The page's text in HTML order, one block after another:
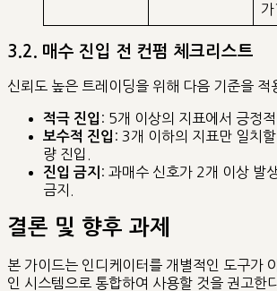
가
3.2. 매수 진입 전 컨펌 체크리스트
신뢰도 높은 트레이딩을 위해 다음 기준을 적
적극 진입 : 5개 이상의 지표에서 긍정적
보수적 진입 : 3개 이하의 지표만 일치
량 진입.
진입 금지 : 과매수 신호가 2개 이상 발
금지.
결론 및 향후 과제
본 가이드는 인디케이터를 개별적인 도구가
인 시스템으로 통합하여 사용할 것을 권고한